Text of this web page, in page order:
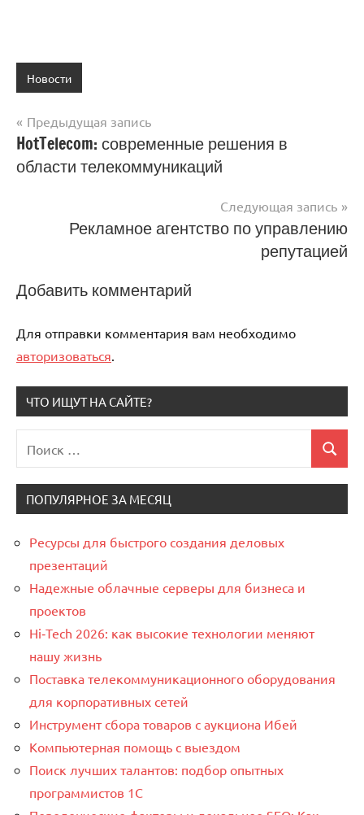
Новости
Навигация
по
Предыдущая запись
HotTelecom: современные решения в
области телекоммуникаций
Следующая запись
Рекламное агентство по управлению
репутацией
Добавить комментарий
Для отправки комментария вам необходимо
авторизоваться.
ЧТО ИЩУТ НА САЙТЕ?
для:
Поиск
ПОПУЛЯРНОЕ ЗА МЕСЯЦ
Ресурсы для быстрого создания деловых
презентаций
Надежные облачные серверы для бизнеса и
проектов
Hi‑Tech 2026: как высокие технологии меняют
нашу жизнь
Поставка телекоммуникационного оборудования
для корпоративных сетей
Инструмент сбора товаров с аукциона Ибей
Компьютерная помощь с выездом
Поиск лучших талантов: подбор опытных
программистов 1C